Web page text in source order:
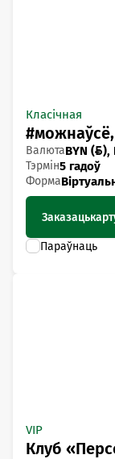
Класічная
ВалютаBYN (),
Тэрмін5 гадоў
Форма
Заказаць
VIP
Клуб